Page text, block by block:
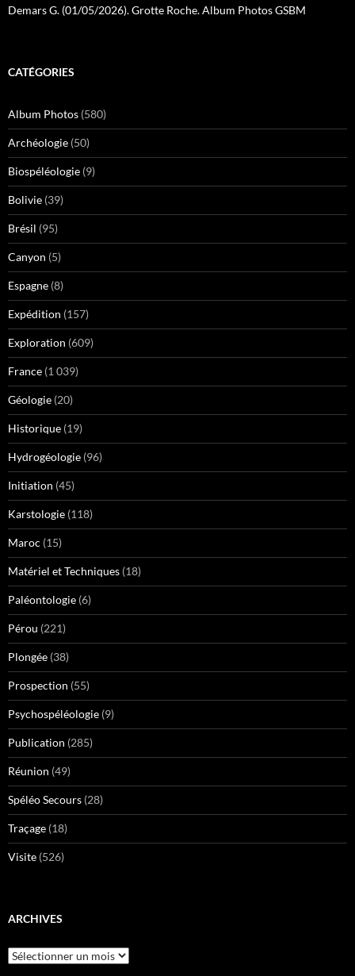
Demars G. (01/05/2026). Grotte Roche. Album Photos GSBM
CATÉGORIES
Album Photos (580)
Archéologie (50)
Biospéléologie (9)
Bolivie (39)
Brésil (95)
Canyon (5)
Espagne (8)
Expédition (157)
Exploration (609)
France (1 039)
Géologie (20)
Historique (19)
Hydrogéologie (96)
Initiation (45)
Karstologie (118)
Maroc (15)
Matériel et Techniques (18)
Paléontologie (6)
Pérou (221)
Plongée (38)
Prospection (55)
Psychospéléologie (9)
Publication (285)
Réunion (49)
Spéléo Secours (28)
Traçage (18)
Visite (526)
ARCHIVES
Archives